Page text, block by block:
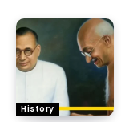
History